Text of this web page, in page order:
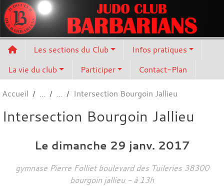
Les sections du Club
Infos pratiques
La vie du club
Participer Contact-Plan
Accueil Intersection Bourgoin Jallieu
Intersection Bourgoin Jallieu
Le dimanche 29 janv. 2017
gymnase Pierre Folliet boulevard des Tuileries 38300
bourgoin jallieu - à 13h
Panneau de gestion des cookies